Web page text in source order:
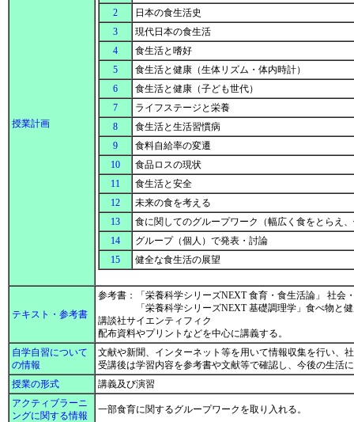
授業計画
2
日本の食生活史
3
現代日本の食生活
4
食生活と嗜好
5
食生活と健康（生体リズム・体内時計）
6
食生活と健康（子ども世代）
7
ライフステージと栄養
8
食生活と生活習慣病
9
食料自給率の変遷
10
食品ロスの現状
11
食生活と安全
12
未来の食を考える
13
食に関してのグループワーク（幅広く食をとらえ
14
グループ（個人）で発表・討論
15
健全な食生活の展望
テキスト・参考書
参考書：「栄養科学シリーズNEXT 食育・食生活論」 社
「栄養科学シリーズNEXT 基礎調理学」食べ物と健
講談社サイエンティフィク
配布資料やプリントなどを中心に講義する。
自学自習について
の情報
文献や新聞、インターネット等を用いて情報収集を行い、
受講後は学習内容を参考書や文献等で確認し、今後の生活
授業の形式
講義及び演習
アクティブラーニ
ングに関する情報
一部食育に関するグループワークを取り入れる。